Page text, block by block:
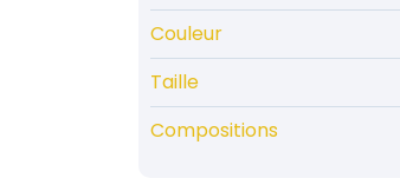
Couleur
Taille
Compositions